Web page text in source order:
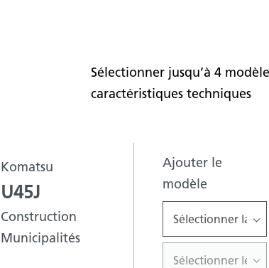
Sélectionner jusqu’à 4
caractéristiques techniques
Komatsu
U45J
Construction
Municipalités
Ajouter le
modèle
Sélectionner la
Sélectionner le